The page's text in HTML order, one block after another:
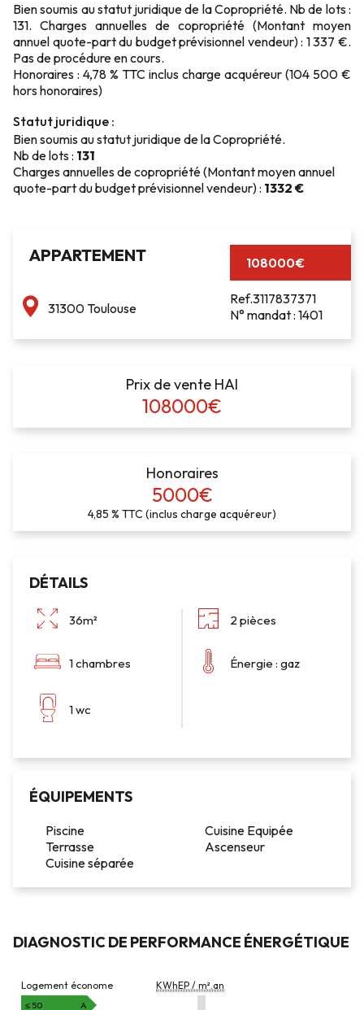
APPARTEMENT
31300 Toulouse
108000€
Ref.3117837371
N° mandat : 1401
Prix de vente HAI
108000€
Honoraires
5000€
4,85 % TTC (inclus charge acquéreur)
DÉTAILS
36m² 2 pièces
1 chambres Énergie : gaz
1 wc
ÉQUIPEMENTS
Piscine
Cuisine Equipée
Terrasse
Ascenseur
Cuisine séparée
Bien soumis au statut juridique de la Copropriété. Nb de lots :
131. Charges annuelles de copropriété (Montant moyen
annuel quote-part du budget prévisionnel vendeur) : 1 337 €.
Pas de procédure en cours.
Honoraires : 4,78 % TTC inclus charge acquéreur (104 500 €
hors honoraires)
Statut juridique :
Bien soumis au statut juridique de la Copropriété.
Nb de lots : 131
Charges annuelles de copropriété (Montant moyen annuel
quote-part du budget prévisionnel vendeur) : 1332 €
DIAGNOSTIC DE PERFORMANCE ÉNERGÉTIQUE
DE
Logement économe KWhEP / m².an
≤ 50 A